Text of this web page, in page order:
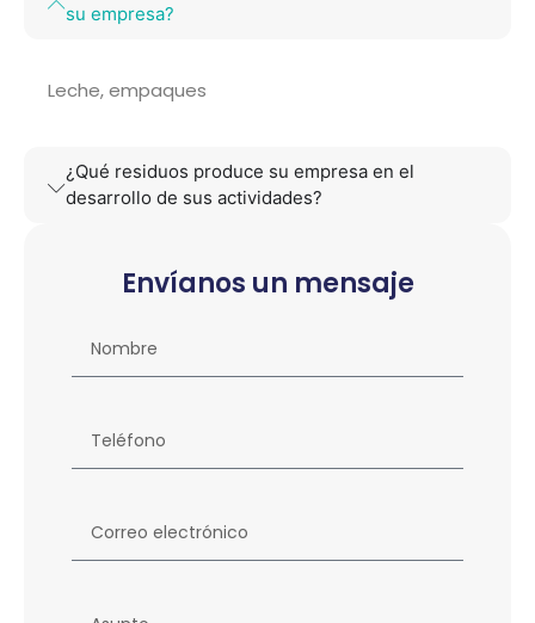
su empresa?
Leche, empaques
¿Qué residuos produce su empresa en el
desarrollo de sus actividades?
Envíanos un mensaje